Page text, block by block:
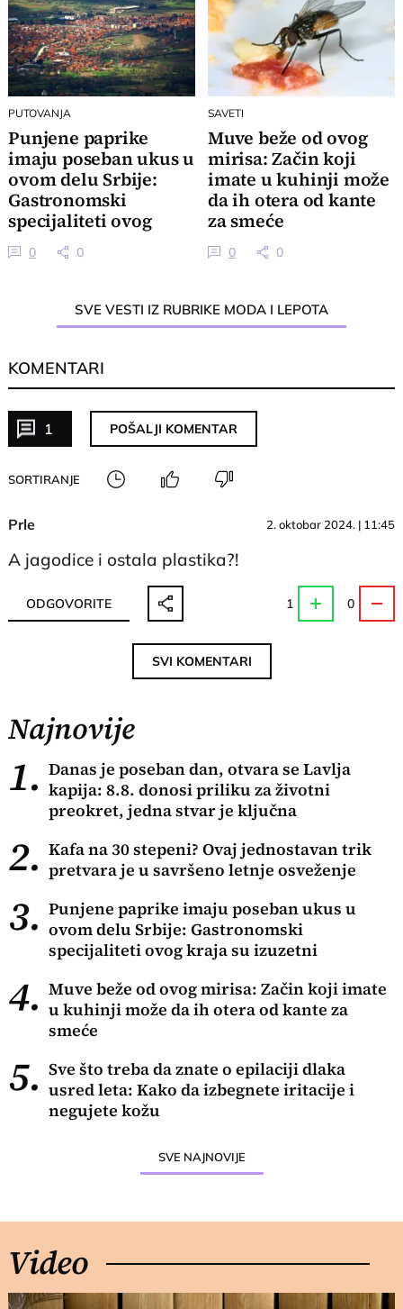
PUTOVANJA
Punjene paprike
imaju poseban ukus u
ovom delu Srbije:
Gastronomski
specijaliteti ovog
kraja su izuzetni
0 0
SAVETI
Muve beže od ovog
mirisa: Začin koji
imate u kuhinji može
da ih otera od kante
za smeće
0 0
SVE VESTI IZ RUBRIKE MODA I LEPOTA
KOMENTARI
1 POŠALJI KOMENTAR
SORTIRANJE
Prle 2. oktobar 2024. | 11:45
A jagodice i ostala plastika?!
ODGOVORITE 1 0
SVI KOMENTARI
Najnovije
1. Danas je poseban dan, otvara se Lavlja
kapija: 8.8. donosi priliku za životni
preokret, jedna stvar je ključna
2. Kafa na 30 stepeni? Ovaj jednostavan trik
pretvara je u savršeno letnje osveženje
3. Punjene paprike imaju poseban ukus u
ovom delu Srbije: Gastronomski
specijaliteti ovog kraja su izuzetni
4. Muve beže od ovog mirisa: Začin koji imate
u kuhinji može da ih otera od kante za
smeće
5. Sve što treba da znate o epilaciji dlaka
usred leta: Kako da izbegnete iritacije i
negujete kožu
SVE NAJNOVIJE
Video